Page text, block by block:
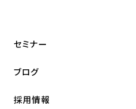
セミナー
ブログ
採用情報